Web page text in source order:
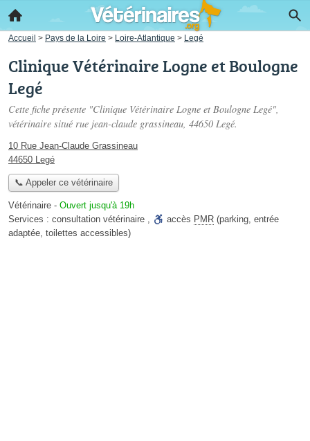
Accueil > Pays de la Loire > Loire-Atlantique > Legé
Clinique Vétérinaire Logne et Boulogne
Legé
Cette fiche présente "Clinique Vétérinaire Logne et Boulogne Legé",
vétérinaire situé rue jean-claude grassineau, 44650 Legé.
10 Rue Jean-Claude Grassineau
44650 Legé
📞 Appeler ce vétérinaire
Vétérinaire - Ouvert jusqu'à 19h
Services : consultation vétérinaire , accès PMR (parking, entrée
adaptée, toilettes accessibles)